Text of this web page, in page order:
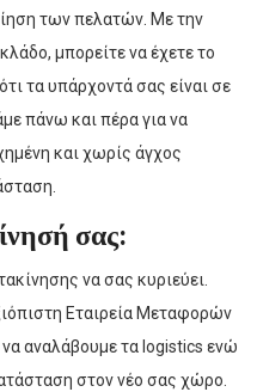
των πελατών. Με την
μπορείτε να έχετε το
τα υπάρχοντά σας είναι σε
πάνω και πέρα για να
και χωρίς άγχος
σας:
να σας κυριεύει.
Εταιρεία Μεταφορών
αναλάβουμε τα logistics ενώ
στον νέο σας χώρο.